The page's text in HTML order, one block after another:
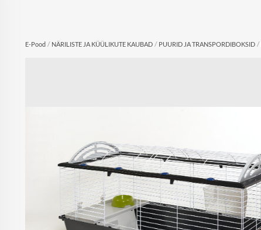
E-Pood / NÄRILISTE JA KÜÜLIKUTE KAUBAD / PUURID JA TRANSPORDIBOKSID /